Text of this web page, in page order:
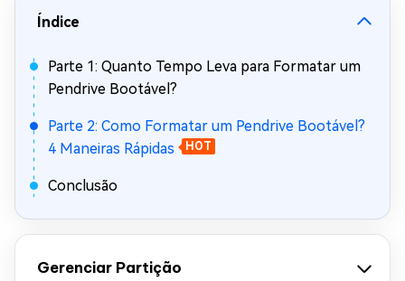
Índice
Parte 1: Quanto Tempo Leva para Formatar um
Pendrive Bootável?
Parte 2: Como Formatar um Pendrive Bootável?
4 Maneiras Rápidas
HOT
Conclusão
Gerenciar Partição